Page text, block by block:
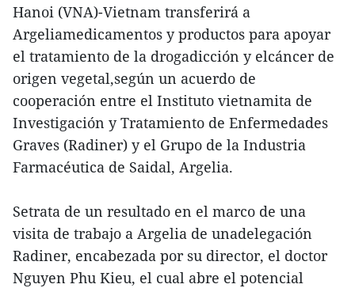
Hanoi (VNA)-Vietnam transferirá a
Argeliamedicamentos y productos para apoyar
el tratamiento de la drogadicción y elcáncer de
origen vegetal,según un acuerdo de
cooperación entre el Instituto vietnamita de
Investigación y Tratamiento de Enfermedades
Graves (Radiner) y el Grupo de la Industria
Farmacéutica de Saidal, Argelia.
Setrata de un resultado en el marco de una
visita de trabajo a Argelia de unadelegación
Radiner, encabezada por su director, el doctor
Nguyen Phu Kieu, el cual abre el potencial